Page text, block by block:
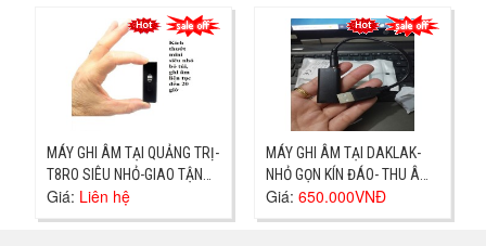
MÁY GHI ÂM TẠI QUẢNG TRỊ-
T8RO SIÊU NHỎ-GIAO TẬN
NƠI
Giá: Liên hệ
MÁY GHI ÂM TẠI DAKLAK-
NHỎ GỌN KÍN ĐÁO- THU ÂM
TO RÕ GIÁ 650K
Giá: 650.000VNĐ